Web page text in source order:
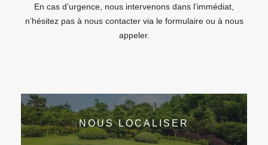
En cas d’urgence, nous intervenons dans l’immédiat,
n’hésitez pas à nous contacter via le formulaire ou à nous
appeler.
NOUS LOCALISER